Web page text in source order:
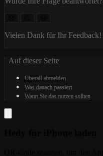
Vielen Dank für Ihr Feedback!
Auf dieser Seite
Überall abmelden
Was danach passiert
Wann Sie das nutzen sollten